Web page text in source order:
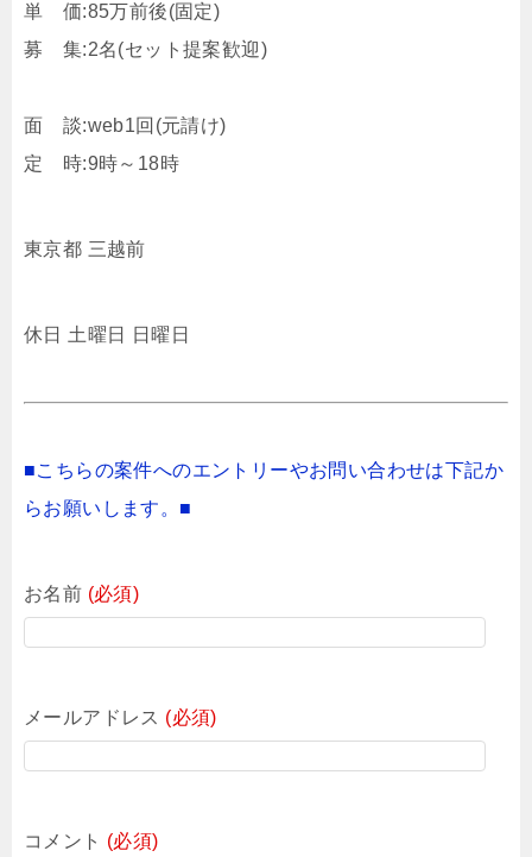
単 価:85万前後(固定)
募 集:2名(セット提案歓迎)
面 談:web1回(元請け)
定 時:9時～18時
東京都 三越前
休日 土曜日 日曜日
■こちらの案件へのエントリーやお問い合わせは下記か
らお願いします。■
お名前 (必須)
メールアドレス (必須)
コメント (必須)